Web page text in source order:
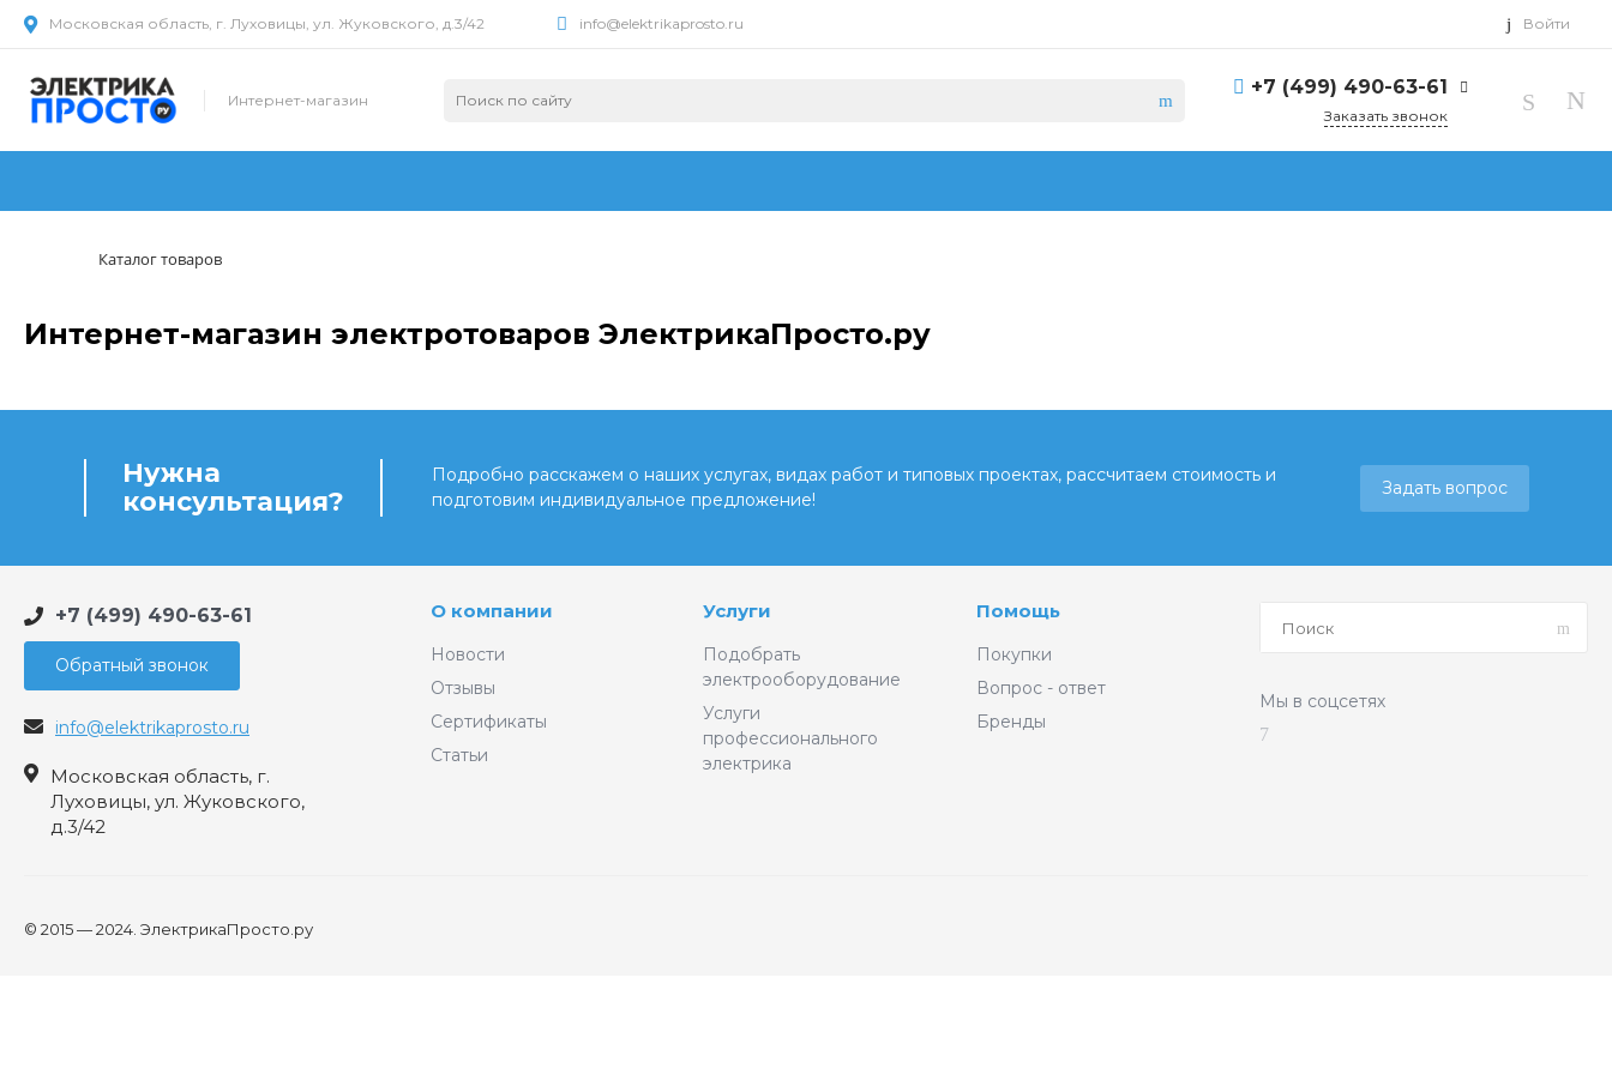
Московская область, г. Луховицы, ул. Жуковского, д.3/42 info@elektrikaprosto.ru Войти
Интернет-магазин
+7 (499) 490-63-61
Заказать звонок
Каталог товаров
Интернет-магазин электротоваров ЭлектрикаПросто.ру
Нужна
консультация?
Подробно расскажем о наших услугах, видах работ и типовых проектах, рассчитаем стоимость и
подготовим индивидуальное предложение!
Задать вопрос
+7 (499) 490-63-61
Обратный звонок
info@elektrikaprosto.ru
Московская область, г.
Луховицы, ул. Жуковского,
д.3/42
О компании
Новости
Отзывы
Сертификаты
Статьи
Услуги
Подобрать
электрооборудование
Услуги
профессионального
электрика
Помощь
Покупки
Вопрос - ответ
Бренды
Мы в соцсетях
© 2015 — 2024. ЭлектрикаПросто.ру